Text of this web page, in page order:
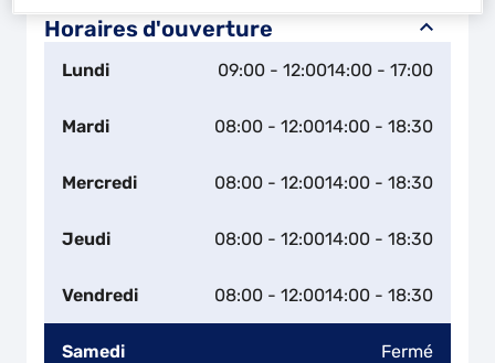
Horaires d'ouverture
Lundi 09:00 - 12:0014:00 - 17:00
Mardi 08:00 - 12:0014:00 - 18:30
Mercredi 08:00 - 12:0014:00 - 18:30
Jeudi 08:00 - 12:0014:00 - 18:30
Vendredi 08:00 - 12:0014:00 - 18:30
Samedi Fermé